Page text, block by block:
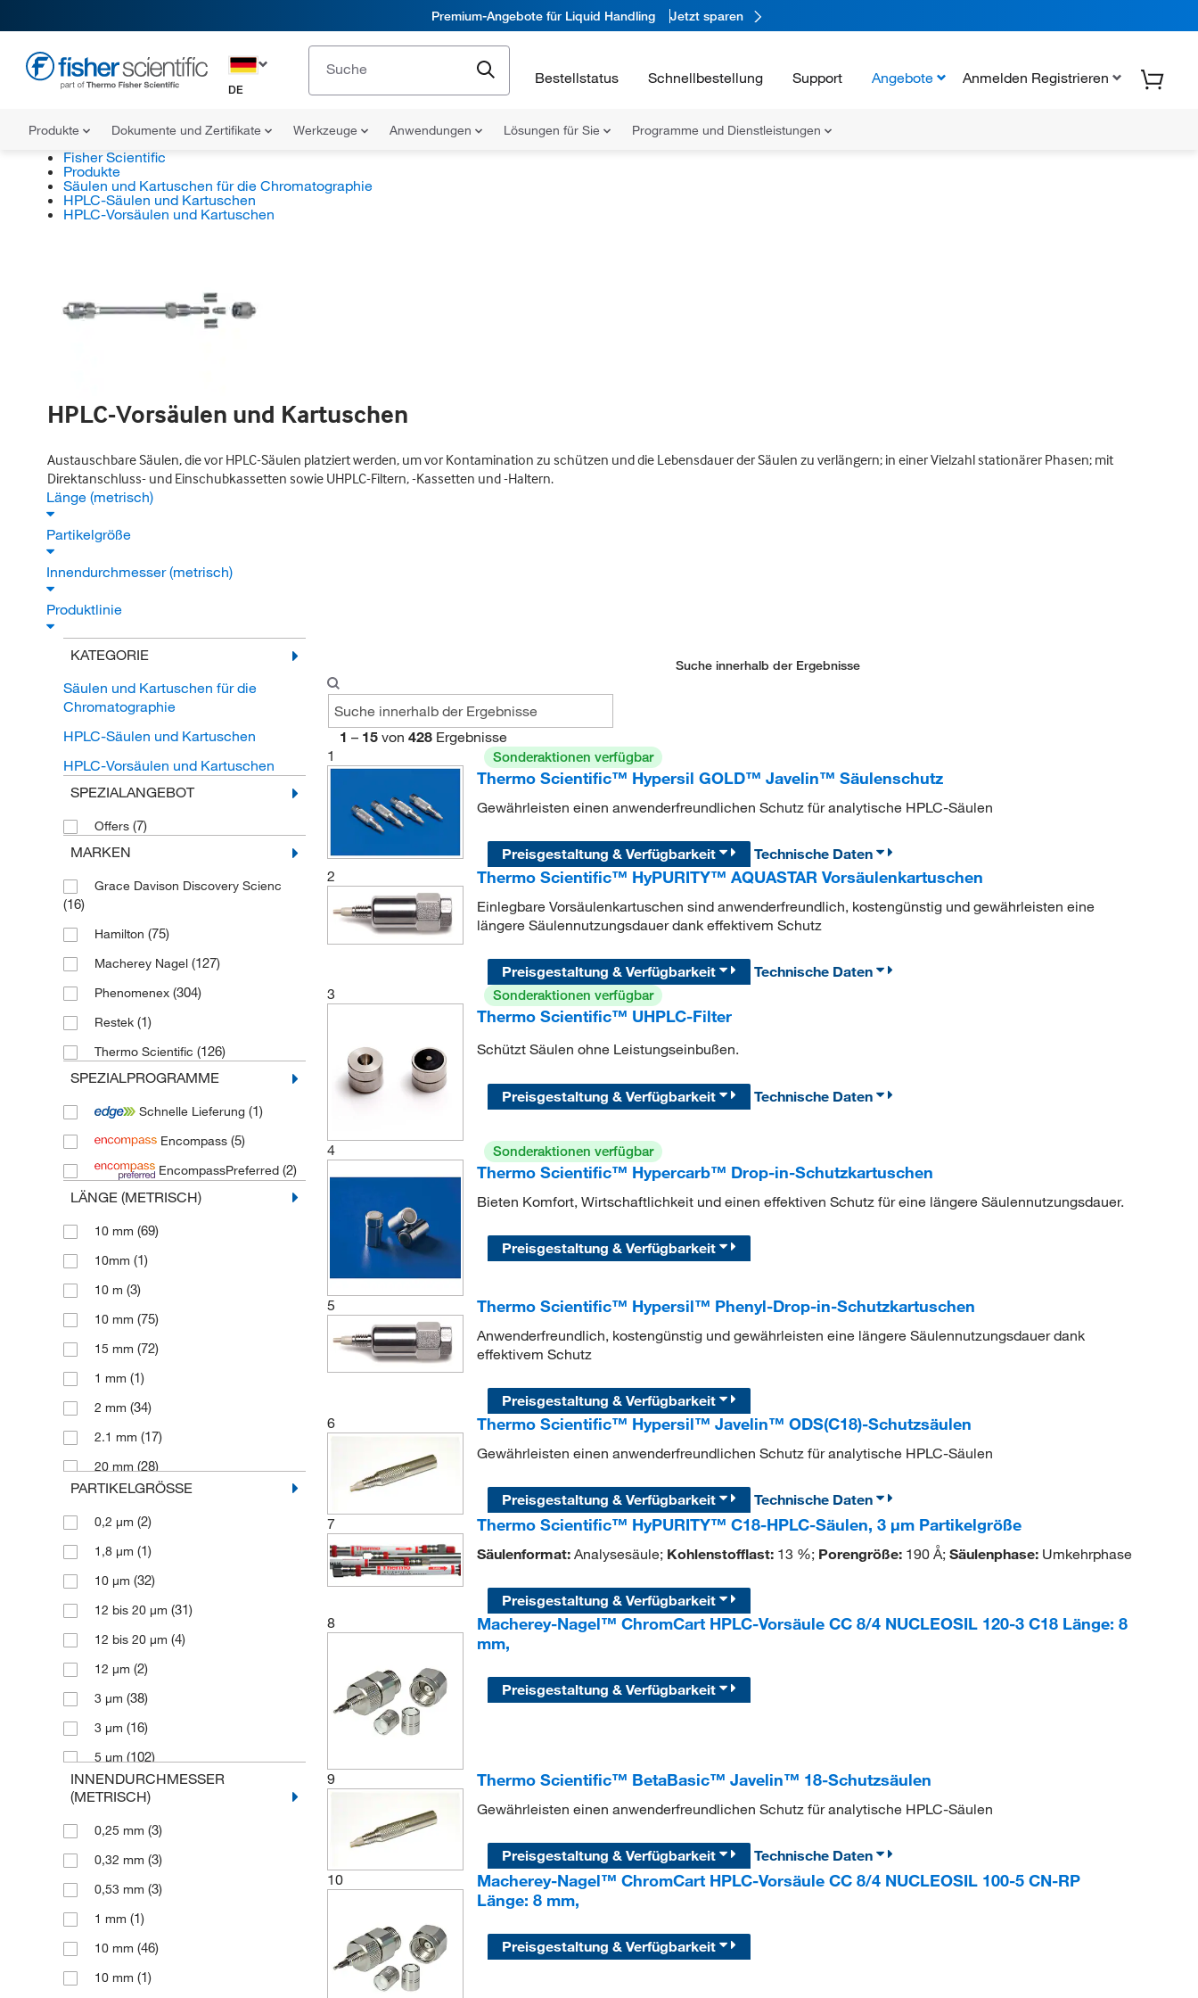
Premium-Angebote für Liquid Handling Jetzt sparen
DE
Bestellstatus Schnellbestellung Support Angebote Anmelden Registrieren
Produkte Dokumente und Zertifikate Werkzeuge Anwendungen Lösungen für Sie Programme und Dienstleistungen
Fisher Scientific
Produkte
Säulen und Kartuschen für die Chromatographie
HPLC-Säulen und Kartuschen
HPLC-Vorsäulen und Kartuschen
HPLC-Vorsäulen und Kartuschen
Austauschbare Säulen, die vor HPLC-Säulen platziert werden, um vor Kontamination zu schützen und die Lebensdauer der Säulen zu verlängern; in einer Vielzahl stationärer Phasen; mit
Direktanschluss- und Einschubkassetten sowie UHPLC-Filtern, -Kassetten und -Haltern.
Länge (metrisch)
Partikelgröße
Innendurchmesser (metrisch)
Produktlinie
KATEGORIE
Säulen und Kartuschen für die
Chromatographie
HPLC-Säulen und Kartuschen
HPLC-Vorsäulen und Kartuschen
SPEZIALANGEBOT
Offers (7)
MARKEN
Grace Davison Discovery Scienc
(16)
Hamilton (75)
Macherey Nagel (127)
Phenomenex (304)
Restek (1)
Thermo Scientific (126)
SPEZIALPROGRAMME
Schnelle Lieferung (1)
Encompass (5)
EncompassPreferred (2)
LÄNGE (METRISCH)
10 mm (69)
10mm (1)
10 m (3)
10 mm (75)
15 mm (72)
1 mm (1)
2 mm (34)
2.1 mm (17)
20 mm (28)
20 mm(27)
21 mm (3)
21.2 mm(7)
21 mm(2)
24 mm(1)
250 mm(1)
25 mm(4)
2 m(3)
3 mm(10)
30 mm(6)
300 mm(3)
PARTIKELGRÖSSE
0,2 μm (2)
1,8 μm (1)
10 μm (32)
12 bis 20 μm (31)
12 bis 20 μm (4)
12 μm (2)
3 μm (38)
3 μm (16)
5 μm (102)
5 μm(62)
INNENDURCHMESSER
(METRISCH)
0,25 mm (3)
0,32 mm (3)
0,53 mm (3)
1 mm (1)
10 mm (46)
10 mm (1)
Suche innerhalb der Ergebnisse
1 – 15 von 428 Ergebnisse
1
Sonderaktionen verfügbar
Thermo Scientific™ Hypersil GOLD™ Javelin™ Säulenschutz
Gewährleisten einen anwenderfreundlichen Schutz für analytische HPLC-Säulen
Preisgestaltung & Verfügbarkeit
Technische Daten
2
Thermo Scientific™ HyPURITY™ AQUASTAR Vorsäulenkartuschen
Einlegbare Vorsäulenkartuschen sind anwenderfreundlich, kostengünstig und gewährleisten eine
längere Säulennutzungsdauer dank effektivem Schutz
Preisgestaltung & Verfügbarkeit
Technische Daten
3
Sonderaktionen verfügbar
Thermo Scientific™ UHPLC-Filter
Schützt Säulen ohne Leistungseinbußen.
Preisgestaltung & Verfügbarkeit Technische Daten
4 Sonderaktionen verfügbar
Thermo Scientific™ Hypercarb™ Drop-in-Schutzkartuschen
Bieten Komfort, Wirtschaftlichkeit und einen effektiven Schutz für eine längere Säulennutzungsdauer.
Preisgestaltung & Verfügbarkeit
5 Thermo Scientific™ Hypersil™ Phenyl-Drop-in-Schutzkartuschen
Anwenderfreundlich, kostengünstig und gewährleisten eine längere Säulennutzungsdauer dank
effektivem Schutz
Preisgestaltung & Verfügbarkeit
6
Thermo Scientific™ Hypersil™ Javelin™ ODS(C18)-Schutzsäulen
Gewährleisten einen anwenderfreundlichen Schutz für analytische HPLC-Säulen
Preisgestaltung & Verfügbarkeit
Technische Daten
7
Thermo Scientific™ HyPURITY™ C18-HPLC-Säulen, 3 μm Partikelgröße
Säulenformat:Analysesäule; Kohlenstofflast:13 %; Porengröße:190 Å; Säulenphase:Umkehrphase
Preisgestaltung & Verfügbarkeit
8
Macherey-Nagel™ ChromCart HPLC-Vorsäule CC 8/4 NUCLEOSIL 120-3 C18 Länge: 8
mm,
Preisgestaltung & Verfügbarkeit
9 Thermo Scientific™ BetaBasic™ Javelin™ 18-Schutzsäulen
Gewährleisten einen anwenderfreundlichen Schutz für analytische HPLC-Säulen
Preisgestaltung & Verfügbarkeit
Technische Daten
10
Macherey-Nagel™ ChromCart HPLC-Vorsäule CC 8/4 NUCLEOSIL 100-5 CN-RP
Länge: 8 mm,
Preisgestaltung & Verfügbarkeit